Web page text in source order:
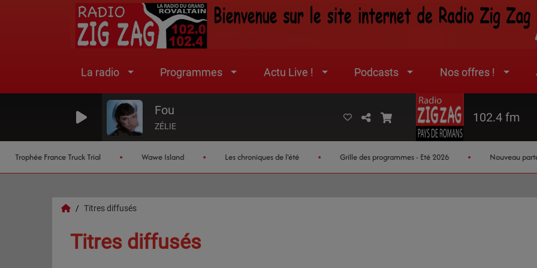
La radio Programmes Actu Live ! Podcasts Nos offres !
Fou
ZÉLIE
102.4 fm
France Truck Trial Wawe Island Les chroniques de l'été Grille des programmes - Eté 2026 Nouveau
Titres diffusés
Titres diffusés